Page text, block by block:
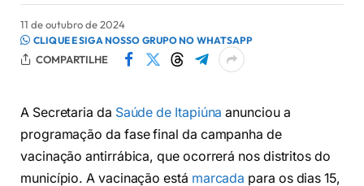
11 de outubro de 2024
CLIQUE E SIGA NOSSO GRUPO NO WHATSAPP
COMPARTILHE
A Secretaria da Saúde de Itapiúnaanunciou a
programação da fase final da campanha de
vacinação antirrábica, que ocorrerá nos distritos do
município. A vacinação está marcada para os dias 15,